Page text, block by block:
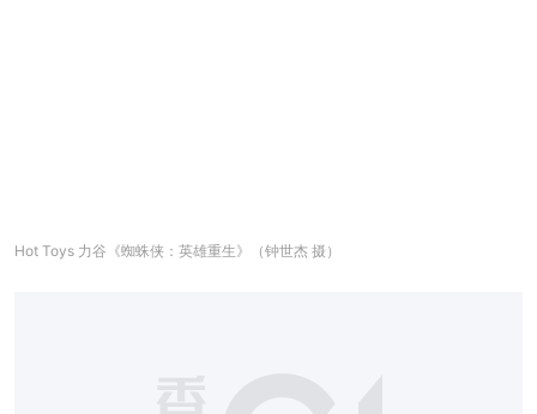
Hot Toys 力谷《蜘蛛侠：英雄重生》（钟世杰 摄）